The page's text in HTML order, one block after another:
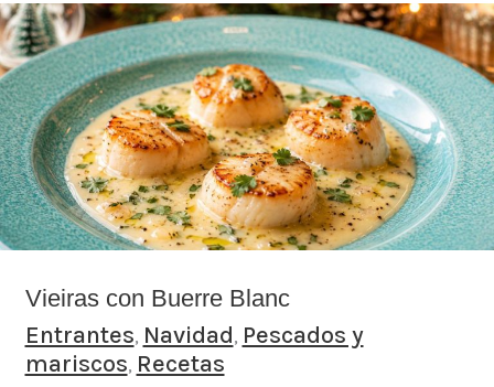
Vieiras con Buerre Blanc
Entrantes, Navidad, Pescados y
mariscos, Recetas
Vieiras
con
Buerre
Blanc